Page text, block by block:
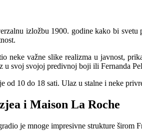
izložbu 1900. godine kako bi
neke važne slike realizma u javnost,
u svoj svojoj predivnoj boji ili Fernanda
od 10 do 18 sati. Ulaz u stalne i neke
i Maison La Roche
je mnoge impresivne strukture širom